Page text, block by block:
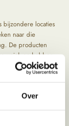
Over
bijzondere locaties
naar die
De producten
uniek en hebben